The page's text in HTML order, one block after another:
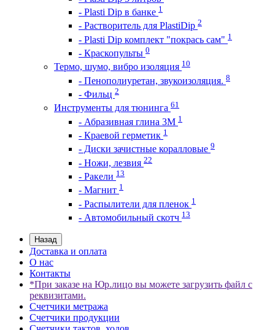
- Plasti Dip в банке 1
- Растворитель для PlastiDip 2
- Plasti Dip комплект "покрась сам" 1
- Краскопульты 0
Термо, шумо, вибро изоляция 10
- Пенополиуретан, звукоизоляция. 8
- Фильц 2
Инструменты для тюнинга 61
- Абразивная глина 3М 1
- Краевой герметик 1
- Диски зачистные коралловые 9
- Ножи, лезвия 22
- Ракели 13
- Магнит 1
- Распылители для пленок 1
- Автомобильный скотч 13
Назад
Доставка и оплата
О нас
Контакты
*При заказе на Юр.лицо вы можете загрузить файл с
реквизитами.
Счетчики метража
Счетчики продукции